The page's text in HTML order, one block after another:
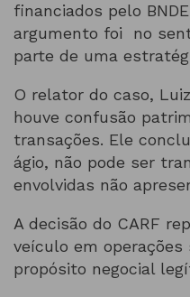
financiados pelo
argumento foi no
parte de uma
O relator do caso,
houve confusão
transações. Ele
ágio, não pode ser
envolvidas não
A decisão do CARF
veículo em
propósito negocial